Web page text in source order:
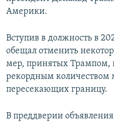
Америки.
Вступив в должность в
обещал отменить
мер, принятых Трампом,
рекордным количеством
пересекающих границу.
В преддверии